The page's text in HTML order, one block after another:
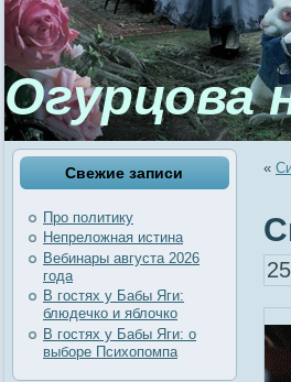
Огурцова
Свежие записи
Про политику
Непреложная истина
Вебинары августа 2026
года
В гостях у Бабы Яги:
блюдечко и яблочко
В гостях у Бабы Яги: о
выборе Психопомпа
«